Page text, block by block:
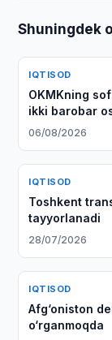
Shuningdek
IQTISOD
OKMKning
ikki barobar
06/08/2026
IQTISOD
Toshkent
tayyorlanadi
28/07/2026
IQTISOD
Afg‘oniston
o‘rganmoqda